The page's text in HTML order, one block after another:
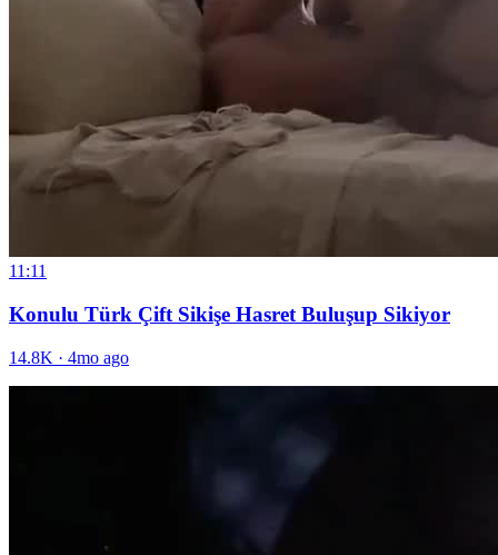
11:11
Konulu Türk Çift Sikişe Hasret Buluşup Sikiyor
14.8K · 4mo ago